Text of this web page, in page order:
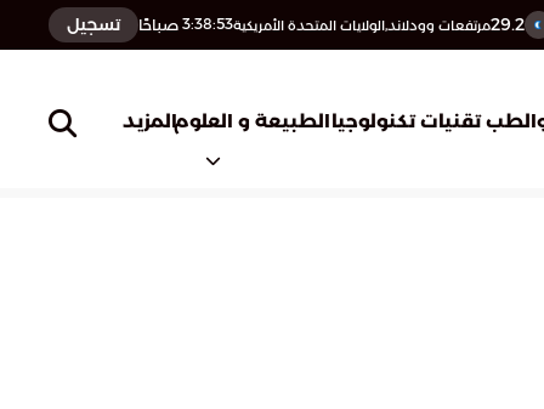
29.2مرتفعات وودلاند,الولايات المتحدة الأمريكية3:38:54 صباحًا تسجيل
تقنيات تكنولوجياالطبيعة و العلومالمزيد